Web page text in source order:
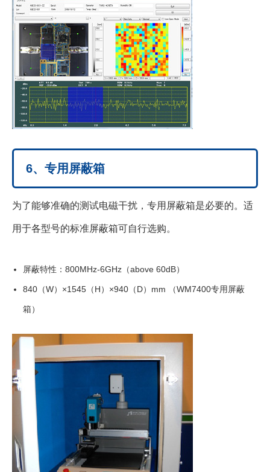
6、专用屏蔽箱
为了能够准确的测试电磁干扰，专用屏蔽箱是必要的。适
用于各型号的标准屏蔽箱可自行选购。
屏蔽特性：800MHz-6GHz（above 60dB）
840（W）×1545（H）×940（D）mm （WM7400专用屏蔽
箱）